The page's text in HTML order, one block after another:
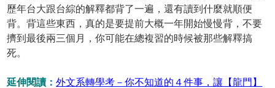
歷年台大跟台綜的解釋都背了一遍，還有讀到什麼就順便
背。背這些東西，真的是要提前大概一年開始慢慢背，不要
擠到最後兩三個月，你可能在總複習的時候被那些解釋搞
死。
延伸閱讀：外文系轉學考－你不知道的４件事，讓【龍門】